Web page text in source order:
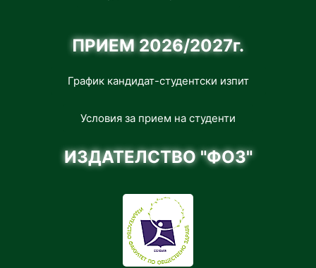
ПРИЕМ 2026/2027г.
График кандидат-студентски изпит
Условия за прием на студенти
ИЗДАТЕЛСТВО "ФОЗ"